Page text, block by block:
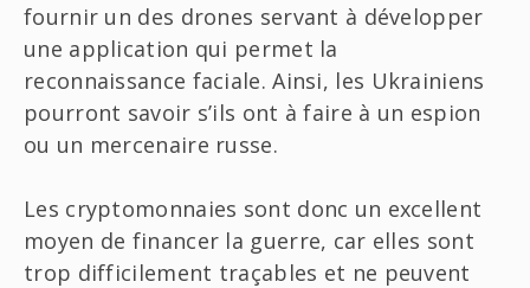
fournir un des drones servant à développer
une application qui permet la
reconnaissance faciale. Ainsi, les Ukrainiens
pourront savoir s’ils ont à faire à un espion
ou un mercenaire russe.
Les cryptomonnaies sont donc un excellent
moyen de financer la guerre, car elles sont
trop difficilement traçables et ne peuvent